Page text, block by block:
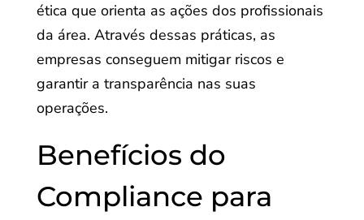
ética que orienta as ações dos profissionais
da área. Através dessas práticas, as
empresas conseguem mitigar riscos e
garantir a transparência nas suas
operações.
Benefícios do
Compliance para